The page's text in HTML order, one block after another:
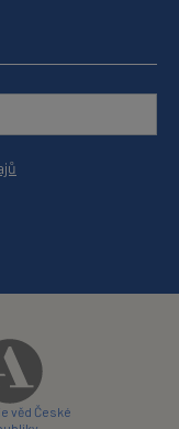
věd České